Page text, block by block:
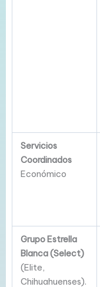
Servicios
Coordinados
Económico
Grupo Estrella
Blanca (Select)
(Elite,
Chihuahuenses).